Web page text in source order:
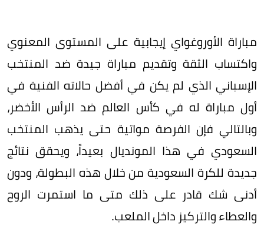
مباراة الأوروغواي إيجابية على المستوى المعنوي
واكتساب الثقة وتقديم مباراة جيدة ضد المنتخب
الإسباني الذي لم يكن في أفضل حالاته الفنية في
أول مباراة له في كأس العالم ضد الرأس الأخضر،
وبالتالي فإن الفرصة مواتية حتى يذهب المنتخب
السعودي في هذا المونديال بعيداً، ويحقق نتائج
جديدة للكرة السعودية من خلال هذه البطولة، ودون
أدنى شك قادر على ذلك متى ما استمرت الروح
والعطاء والتركيز داخل الملعب.